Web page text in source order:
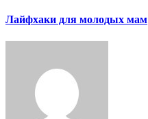
Лайфхаки для молодых мам